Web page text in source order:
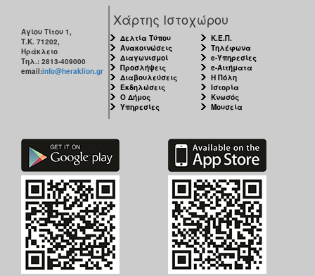
Αγίου Τίτου 1,
Τ.Κ. 71202,
Ηράκλειο
Τηλ.: 2813-409000
email:info@heraklion.gr
Χάρτης Ιστοχώρου
Δελτία Τύπου
Ανακοινώσεις
Διαγωνισμοί
Προσλήψεις
Διαβουλεύσεις
Εκδηλώσεις
Ο Δήμος
Υπηρεσίες
Κ.Ε.Π.
Τηλέφωνα
e-Υπηρεσίες
e-Αιτήματα
Η Πόλη
Ιστορία
Κνωσός
Μουσεία